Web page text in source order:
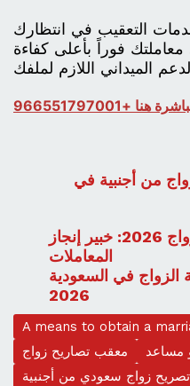
التعقيب في انتظارك
فوراً بأعلى كفاءة
+966551797001
من أجنبية في
رقم معقب استخراج تصريح زواج 2026: خبير إنجاز
المعاملات
الزواج في السعودية
2026
A means to obtain a
معقب تصاريح زواج
مساعد
تصريح زواج سعودي من أجنبية